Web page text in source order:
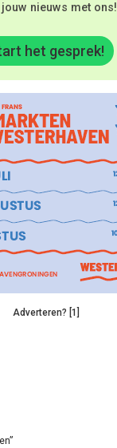
jouw nieuws met ons!
het gesprek!
Adverteren? [1]